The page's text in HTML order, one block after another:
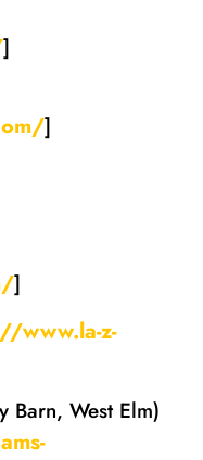
]
]
]
www.la-z-
Barn, West Elm)